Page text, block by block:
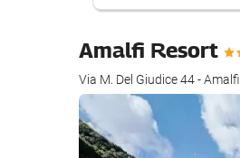
el
realizar
búsqueda
alojamiento..
Amalfi Resort
Via M. Del Giudice 44 - Amalfi